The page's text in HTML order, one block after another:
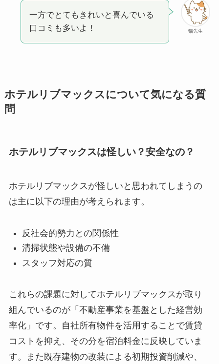
猫先生
一方でとてもきれいと喜んでいる
口コミも多いよ！
ホテルリブマックスについて気になる質
問
ホテルリブマックスは怪しい？安全なの？
ホテルリブマックスが怪しいと思われてしまうの
は主に以下の理由が考えられます。
反社会的勢力との関係性
清掃状態や設備の不備
スタッフ対応の質
これらの課題に対してホテルリブマックスが取り
組んでいるのが「不動産事業を基盤とした経営効
率化」です。自社所有物件を活用することで賃貸
コストを抑え、その分を宿泊料金に反映していま
す。また既存建物の改装による初期投資削減や、